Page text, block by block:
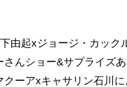
由起xジョージ・カック
さんショー&サプライズ
クーアxキャサリン石川